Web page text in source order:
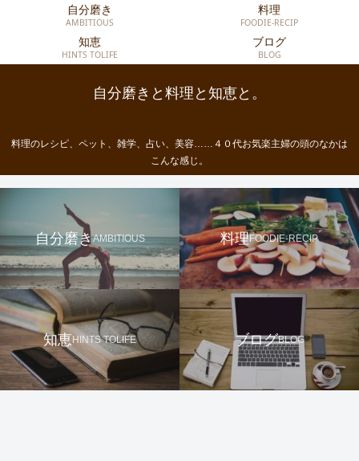
自分磨きと料理と知恵と。
料理のレシピ、ペット、雑学、占い、美容……４０代お気楽主婦の頭のなかは
こんな感じ。
自分磨き
AMBITIOUS
料理
FOODIE-RECIP
知恵
HINTS TOLIFE
ブログ
BLOG
自分磨きAMBITIOUS 料理FOODIE-RECIP
知恵HINTS TOLIFE ブログBLOG